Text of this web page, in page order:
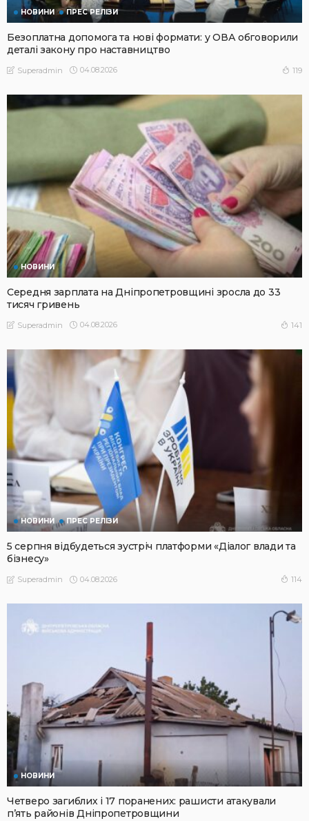
НОВИНИ ПРЕС РЕЛІЗИ
Безоплатна допомога та нові формати: у ОВА обговорили
деталі закону про наставництво
Superadmin 04.08.2026 119
НОВИНИ
Середня зарплата на Дніпропетровщині зросла до 33
тисяч гривень
Superadmin 04.08.2026 141
НОВИНИ ПРЕС РЕЛІЗИ
5 серпня відбудеться зустріч платформи «Діалог влади та
бізнесу»
Superadmin 04.08.2026 114
НОВИНИ
Четверо загиблих і 17 поранених: рашисти атакували
п’ять районів Дніпропетровщини